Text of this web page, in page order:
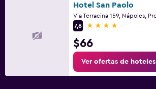
Hotel San Paolo
7,8
4 estrellas
$66
Ver ofertas de hoteles